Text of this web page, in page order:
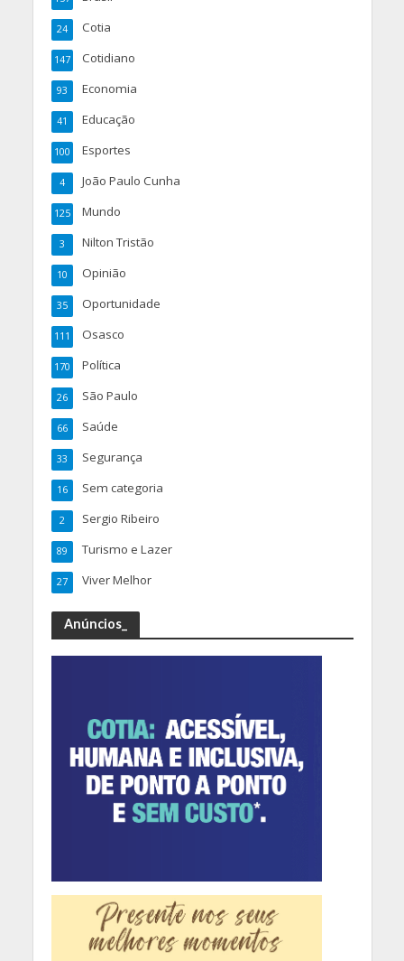
Cotia
24
Cotidiano
147
Economia
93
Educação
41
Esportes
100
João Paulo Cunha
4
Mundo
125
Nilton Tristão
3
Opinião
10
Oportunidade
35
Osasco
111
Política
170
São Paulo
26
Saúde
66
Segurança
33
Sem categoria
16
Sergio Ribeiro
2
Turismo e Lazer
89
Viver Melhor
27
Anúncios_